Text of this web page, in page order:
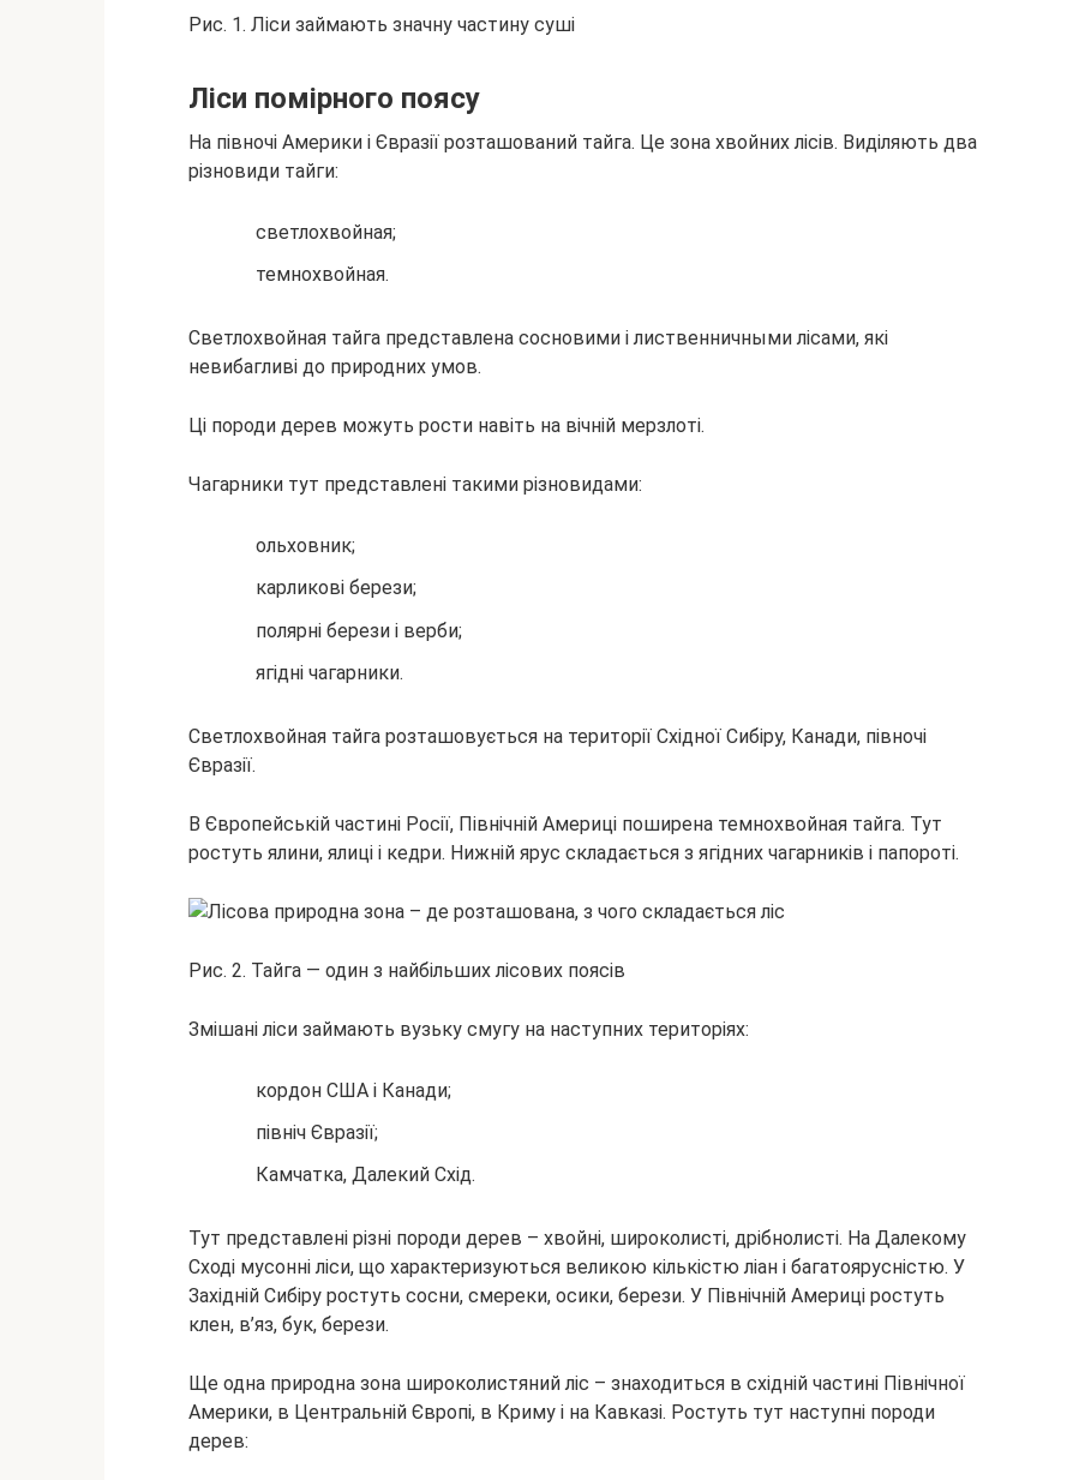
Рис. 1. Ліси займають значну частину суші
Ліси помірного поясу
На півночі Америки і Євразії розташований тайга. Це зона хвойних лісів. Виділяють два
різновиди тайги:
светлохвойная;
темнохвойная.
Светлохвойная тайга представлена сосновими і лиственничными лісами, які
невибагливі до природних умов.
Ці породи дерев можуть рости навіть на вічній мерзлоті.
Чагарники тут представлені такими різновидами:
ольховник;
карликові берези;
полярні берези і верби;
ягідні чагарники.
Светлохвойная тайга розташовується на території Східної Сибіру, Канади, півночі
Євразії.
В Європейській частині Росії, Північній Америці поширена темнохвойная тайга. Тут
ростуть ялини, ялиці і кедри. Нижній ярус складається з ягідних чагарників і папороті.
Рис. 2. Тайга — один з найбільших лісових поясів
Змішані ліси займають вузьку смугу на наступних територіях:
кордон США і Канади;
північ Євразії;
Камчатка, Далекий Схід.
Тут представлені різні породи дерев – хвойні, широколисті, дрібнолисті. На Далекому
Сході мусонні ліси, що характеризуються великою кількістю ліан і багатоярусністю. У
Західній Сибіру ростуть сосни, смереки, осики, берези. У Північній Америці ростуть
клен, в’яз, бук, берези.
Ще одна природна зона широколистяний ліс – знаходиться в східній частині Північної
Америки, в Центральній Європі, в Криму і на Кавказі. Ростуть тут наступні породи
дерев: